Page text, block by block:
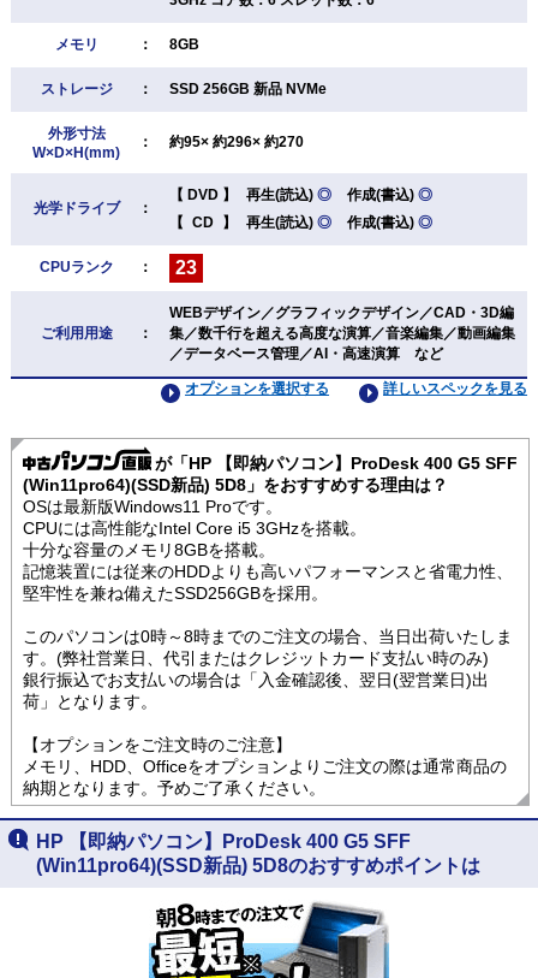
メモリ ： 8GB
ストレージ ： SSD 256GB 新品 NVMe
外形寸法
W×D×H(mm)
： 約95× 約296× 約270
光学ドライブ ：
【 DVD 】 再生(読込) ◎ 作成(書込) ◎
【 CD 】 再生(読込) ◎ 作成(書込) ◎
CPUランク ： 23
ご利用用途 ：
WEBデザイン／グラフィックデザイン／CAD・3D編
集／数千行を超える高度な演算／音楽編集／動画編集
／データベース管理／AI・高速演算 など
詳しいスペックを見る
オプションを選択する
が「HP 【即納パソコン】ProDesk 400 G5 SFF
(Win11pro64)(SSD新品) 5D8」をおすすめする理由は？
OSは最新版Windows11 Proです。
CPUには高性能なIntel Core i5 3GHzを搭載。
十分な容量のメモリ8GBを搭載。
記憶装置には従来のHDDよりも高いパフォーマンスと省電力性、
堅牢性を兼ね備えたSSD256GBを採用。
このパソコンは0時～8時までのご注文の場合、当日出荷いたしま
す。(弊社営業日、代引またはクレジットカード支払い時のみ)
銀行振込でお支払いの場合は「入金確認後、翌日(翌営業日)出
荷」となります。
【オプションをご注文時のご注意】
メモリ、HDD、Officeをオプションよりご注文の際は通常商品の
納期となります。予めご了承ください。
HP 【即納パソコン】ProDesk 400 G5 SFF
(Win11pro64)(SSD新品) 5D8のおすすめポイントは